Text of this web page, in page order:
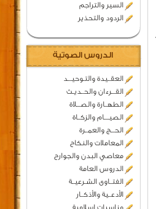
السير والتراجم
الردود والتحذير
الدروس الصوتية
العقــيدة والتـوحيـــد
القـــرءان والحــديـث
الطهــارة والصـــلاة
الصيــــام والزكــاة
الحـــج والعمــرة
المعاملات والنكاح
معاصي البدن والجوارح
الدروس العامة
الفتــاوى الشـرعيــة
الأدعــية والأذكــار
مناسبات اسلامية